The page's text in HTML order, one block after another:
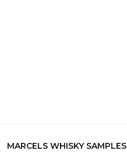
MARCELS WHISKY SAMPLES